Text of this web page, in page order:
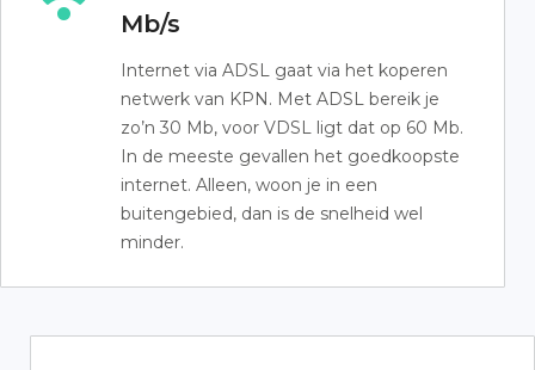
Mb/s
Internet via ADSL gaat via het koperen
netwerk van KPN. Met ADSL bereik je
zo’n 30 Mb, voor VDSL ligt dat op 60 Mb.
In de meeste gevallen het goedkoopste
internet. Alleen, woon je in een
buitengebied, dan is de snelheid wel
minder.